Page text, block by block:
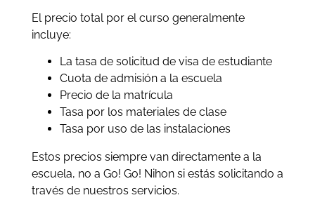
El precio total por el curso generalmente
incluye:
La tasa de solicitud de visa de estudiante
Cuota de admisión a la escuela
Precio de la matrícula
Tasa por los materiales de clase
Tasa por uso de las instalaciones
Estos precios siempre van directamente a la
escuela, no a Go! Go! Nihon si estás solicitando a
través de nuestros servicios.